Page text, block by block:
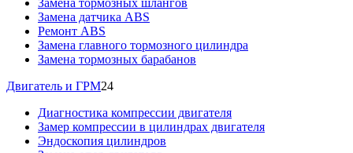
Замена датчика ABS
Ремонт ABS
Замена главного тормозного цилиндра
Замена тормозных барабанов
Двигатель и ГРМ24
Диагностика компрессии двигателя
Замер компрессии в цилиндрах двигателя
Эндоскопия цилиндров